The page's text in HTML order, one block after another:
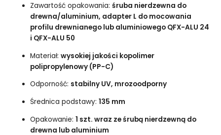
Zawartość opakowania:śruba nierdzewna do
drewna/aluminium, adapter L do mocowania
profilu drewnianego lub aluminiowego QFX-ALU 24
i QFX-ALU 50
Materiał:wysokiej jakości kopolimer
polipropylenowy (PP-C)
Odporność: stabilny UV, mrozoodporny
Średnica podstawy:135 mm
Opakowanie:1 szt. wraz ze śrubą nierdzewną do
drewna lub aluminium